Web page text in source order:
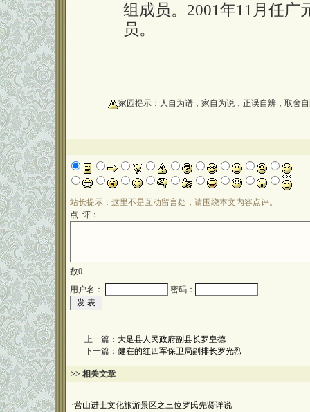
组成员。2001年11月任广
员。
家园提示：人自为谱，家自为说，正误自辨，取舍
站长提示：这里不是互动留言处，请围绕本文内容点评。
点 评：
数0
用户名：
密码：
上一篇： 大足县人民政府副县长罗皇德
下一篇： 健在的红四军保卫局副排长罗光烈
>> 相关文章
·营山进士文化旅游景区之三位罗氏先贤详说